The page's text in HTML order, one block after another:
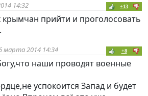
14:32 +13
прийти и проголосовать
марта 2014 14:34 +8
наши проводят военные
успокоится Запад и будет